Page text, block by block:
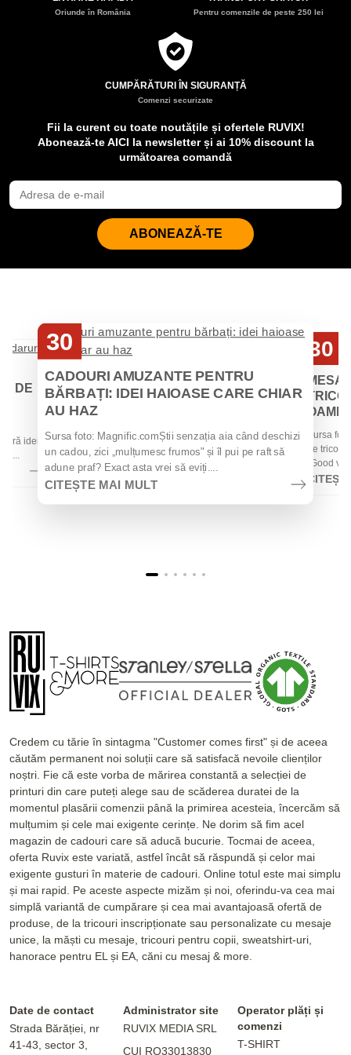
Oriunde în România Pentru comenzile de peste 250 lei
CUMPĂRĂTURI ÎN SIGURANȚĂ
Comenzi securizate
Fii la curent cu toate noutățile și ofertele RUVIX!
Abonează-te AICI la newsletter și ai 10% discount la
următoarea comandă
ABONEAZĂ-TE
DE
idei
la...
30
CADOURI AMUZANTE PENTRU
BĂRBAȚI: IDEI HAIOASE CARE CHIAR
AU HAZ
Sursa foto: Magnific.comȘtii senzația aia când deschizi
un cadou, zici „mulțumesc frumos" și îl pui pe raft să
adune praf? Exact asta vrei să eviți....
CITEȘTE MAI MULT
30
Sursa
de
„Good
Credem cu tărie în sintagma "Customer comes first" și de aceea
căutăm permanent noi soluții care să satisfacă nevoile clienților
noștri. Fie că este vorba de mărirea constantă a selecției de
printuri din care puteți alege sau de scăderea duratei de la
momentul plasării comenzii până la primirea acesteia, încercăm să
mulțumim și cele mai exigente cerințe. Ne dorim să fim acel
magazin de cadouri care să aducă bucurie. Tocmai de aceea,
oferta Ruvix este variată, astfel încât să răspundă și celor mai
exigente gusturi în materie de cadouri. Online totul este mai simplu
și mai rapid. Pe aceste aspecte mizăm și noi, oferindu-va cea mai
simplă variantă de cumpărare și cea mai avantajoasă ofertă de
produse, de la tricouri inscripționate sau personalizate cu mesaje
unice, la măști cu mesaje, tricouri pentru copii, sweatshirt-uri,
hanorace pentru EL și EA, căni cu mesaj & more.
Date de contact
Strada Bărăției, nr
41-43, sector 3,
Administrator site
RUVIX MEDIA SRL
CUI RO33013830
Operator plăți și
comenzi
T-SHIRT